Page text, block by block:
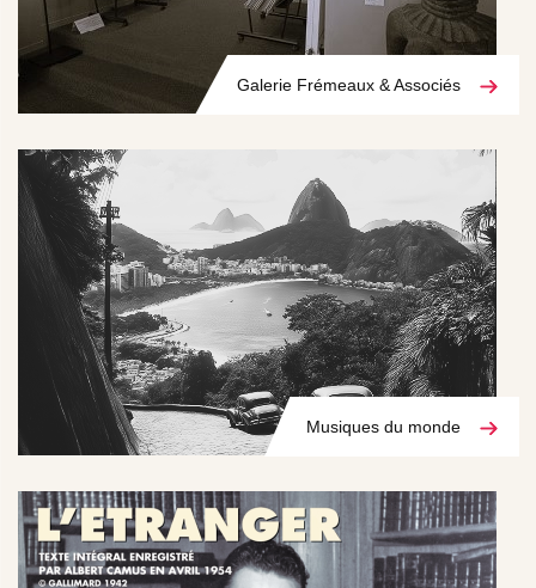
Galerie Frémeaux & Associés
Musiques du monde